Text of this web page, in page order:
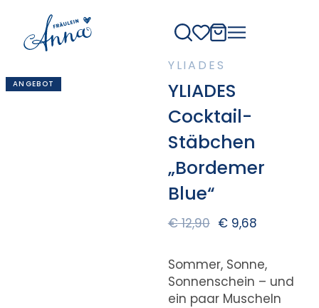
ANGEBOT
YLIADES
YLIADES
Cocktail-
Stäbchen
„Bordemer
Blue“
€12,90 €9,68
Sommer, Sonne,
Sonnenschein – und
ein paar Muscheln